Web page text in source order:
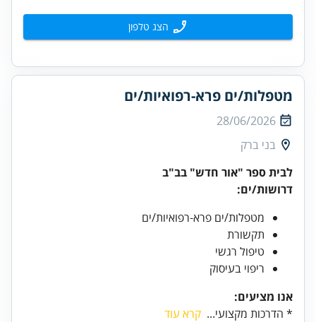
הצג טלפון
מטפלות/ים פרא-רפואיות/ים
28/06/2026
בני ברק
לבית ספר "אור חדש" בב"ב
דרושות/ים:
מטפלות/ים פרא-רפואיות/ים
תקשורת
טיפול רגשי
ריפוי בעיסוק
אנו מציעים:
* הדרכות מקצועי... קרא עוד